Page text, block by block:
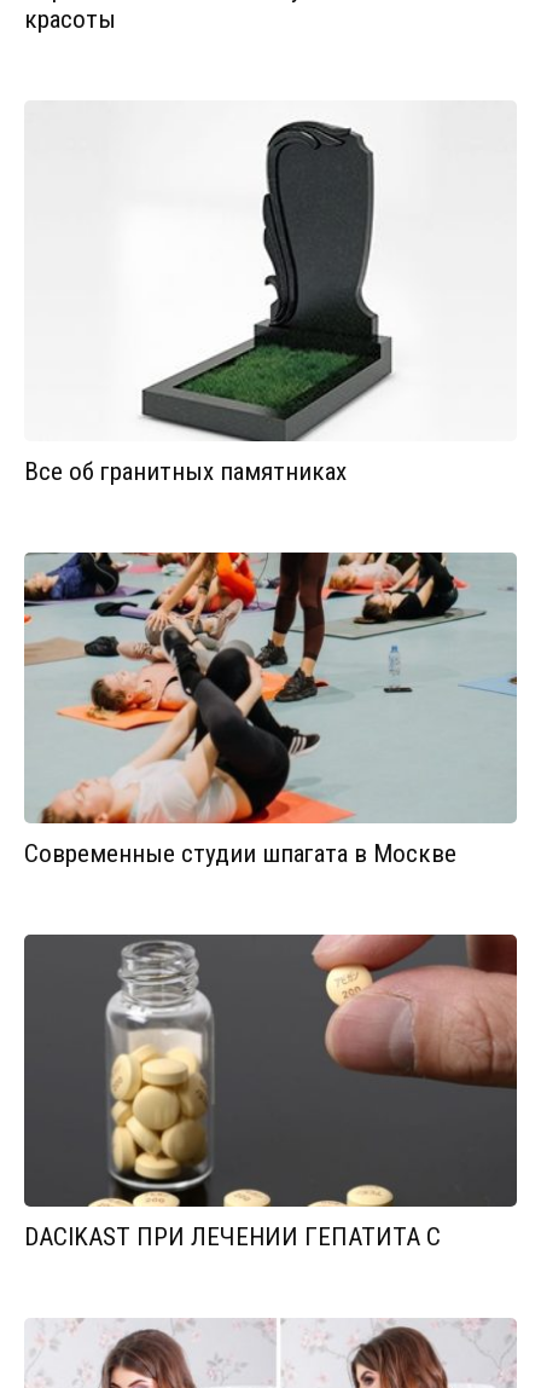
красоты
Все об гранитных памятниках
Современные студии шпагата в Москве
DACIKAST ПРИ ЛЕЧЕНИИ ГЕПАТИТА С